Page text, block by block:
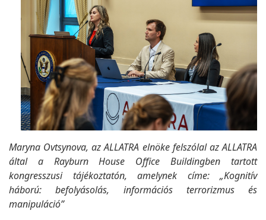
Maryna Ovtsynova, az ALLATRA elnöke felszólal az ALLATRA
által a Rayburn House Office Buildingben tartott
kongresszusi tájékoztatón, amelynek címe: „Kognitív
háború: befolyásolás, információs terrorizmus és
manipuláció”